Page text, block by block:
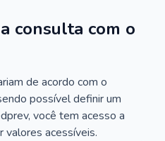
consulta com o
de acordo com o
possível definir um
você tem acesso a
valores acessíveis.